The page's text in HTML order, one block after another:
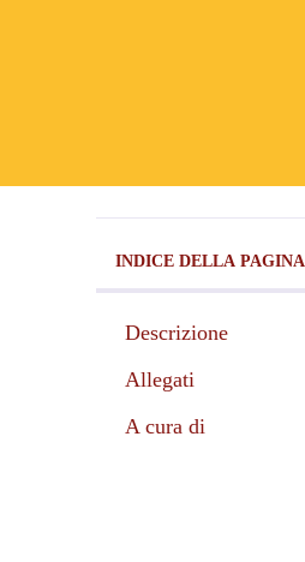
INDICE DELLA PAGINA
Descrizione
Allegati
A cura di